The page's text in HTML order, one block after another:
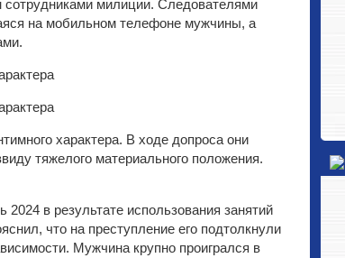
милиции. Следователями
на мобильном телефоне мужчины, а
характера. В ходе допроса они
тяжелого материального положения.
в результате использования занятий
что на преступление его подтолкнули
Мужчина крупно проигрался в